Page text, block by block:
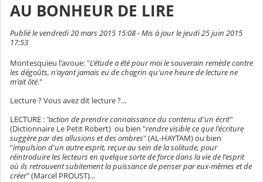
AU BONHEUR DE LIRE
Publié le vendredi 20 mars 2015 15:08 - Mis à jour le jeudi 25 juin 2015
17:53
Montesquieu l'avoue: "L'étude a été pour moi le souverain remède contre
les dégoûts, n'ayant jamais eu de chagrin qu'une heure de lecture ne
m'ait ôté."
Lecture ? Vous avez dit lecture ?...
LECTURE : "action de prendre connaissance du contenu d'un écrit"
(Dictionnaire Le Petit Robert) ou bien "rendre visible ce que l'écriture
suggère par des allusions et des ombres" (AL-HAYTAM) ou bien
"impulsion d'un autre esprit, reçue au sein de la solitude, pour
réintroduire les lecteurs en quelque sorte de force dans la vie de l'esprit
où ils retrouvent subitement la puissance de penser par eux-mêmes et de
créer" (Marcel PROUST)...